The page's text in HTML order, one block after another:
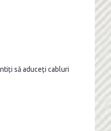
să aduceți cabluri